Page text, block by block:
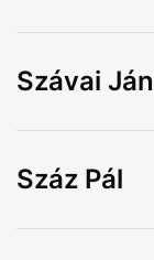
Szávai
Száz Pál